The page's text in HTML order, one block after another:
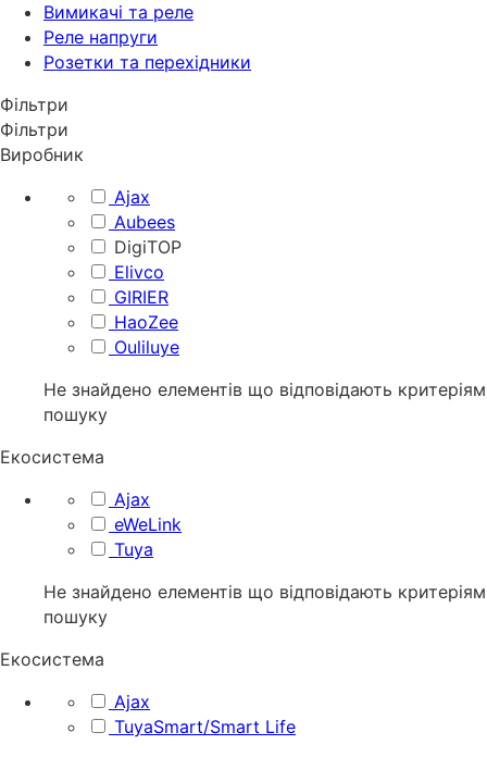
Вимикачі та реле
Реле напруги
Розетки та перехідники
Фільтри
Фільтри
Виробник
Ajax
Aubees
DigiTOP
Elivco
GIRIER
HaoZee
Ouliluye
Не знайдено елементів що відповідають критеріям
пошуку
Екосистема
Ajax
eWeLink
Tuya
Не знайдено елементів що відповідають критеріям
пошуку
Екосистема
Ajax
TuyaSmart/Smart Life